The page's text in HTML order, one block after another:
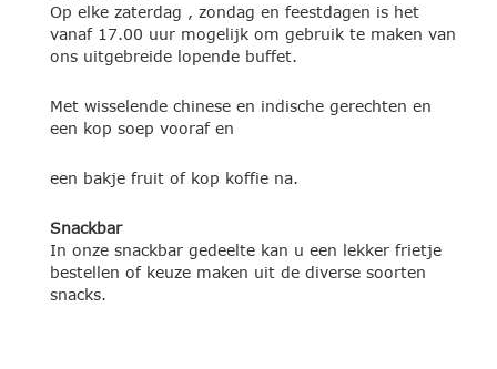
Op elke zaterdag , zondag en feestdagen is het
vanaf 17.00 uur mogelijk om gebruik te maken van
ons uitgebreide lopende buffet.
Met wisselende chinese en indische gerechten en
een kop soep vooraf en
een bakje fruit of kop koffie na.
Snackbar
In onze snackbar gedeelte kan u een lekker frietje
bestellen of keuze maken uit de diverse soorten
snacks.